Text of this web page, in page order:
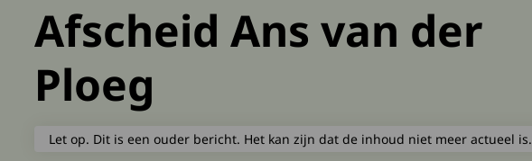
Afscheid Ans van der
Ploeg
Let op. Dit is een ouder bericht. Het kan zijn dat de inhoud niet meer actueel is.